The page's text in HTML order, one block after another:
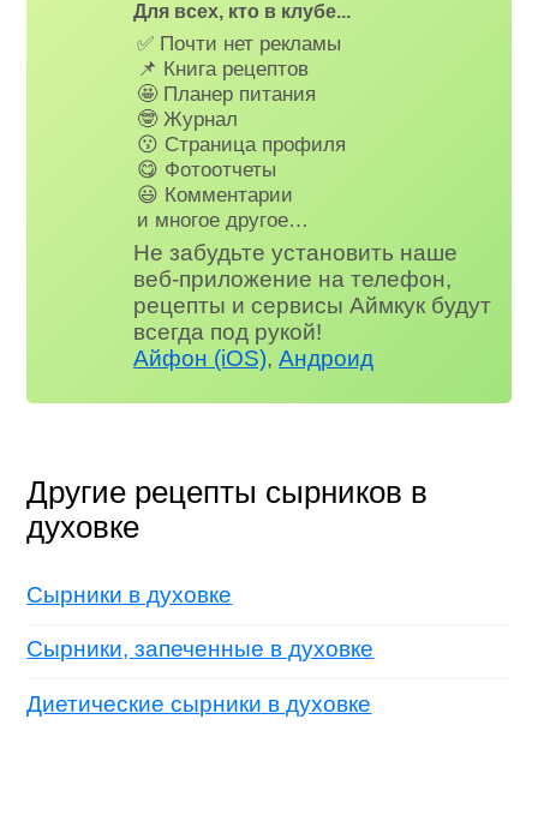
Для всех, кто в клубе...
✅ Почти нет рекламы
📌 Книга рецептов
🤩 Планер питания
🤓 Журнал
😗 Страница профиля
😋 Фотоотчеты
😃 Комментарии
и многое другое…
Не забудьте установить наше
веб-приложение на телефон,
рецепты и сервисы Аймкук будут
всегда под рукой!
Айфон (iOS),Андроид
Другие рецепты сырников в
духовке
Сырники в духовке
Сырники, запеченные в духовке
Диетические сырники в духовке